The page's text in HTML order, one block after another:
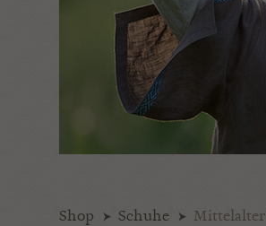
Shop Schuhe Mittelalter